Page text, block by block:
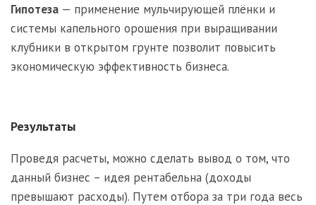
Гипотеза — применение мульчирующей плёнки и
системы капельного орошения при выращивании
клубники в открытом грунте позволит повысить
экономическую эффективность бизнеса.
Результаты
Проведя расчеты, можно сделать вывод о том, что
данный бизнес – идея рентабельна (доходы
превышают расходы). Путем отбора за три года весь